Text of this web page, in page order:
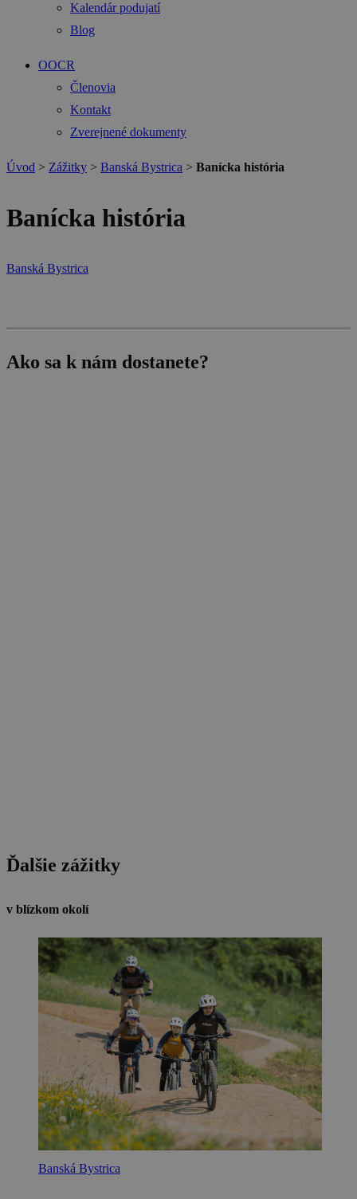
Kalendár podujatí
Blog
OOCR
Členovia
Kontakt
Zverejnené dokumenty
Úvod > Zážitky > Banská Bystrica > Banícka história
Banícka história
Banská Bystrica
Ako sa k nám dostanete?
Ďalšie zážitky
v blízkom okolí
Banská Bystrica